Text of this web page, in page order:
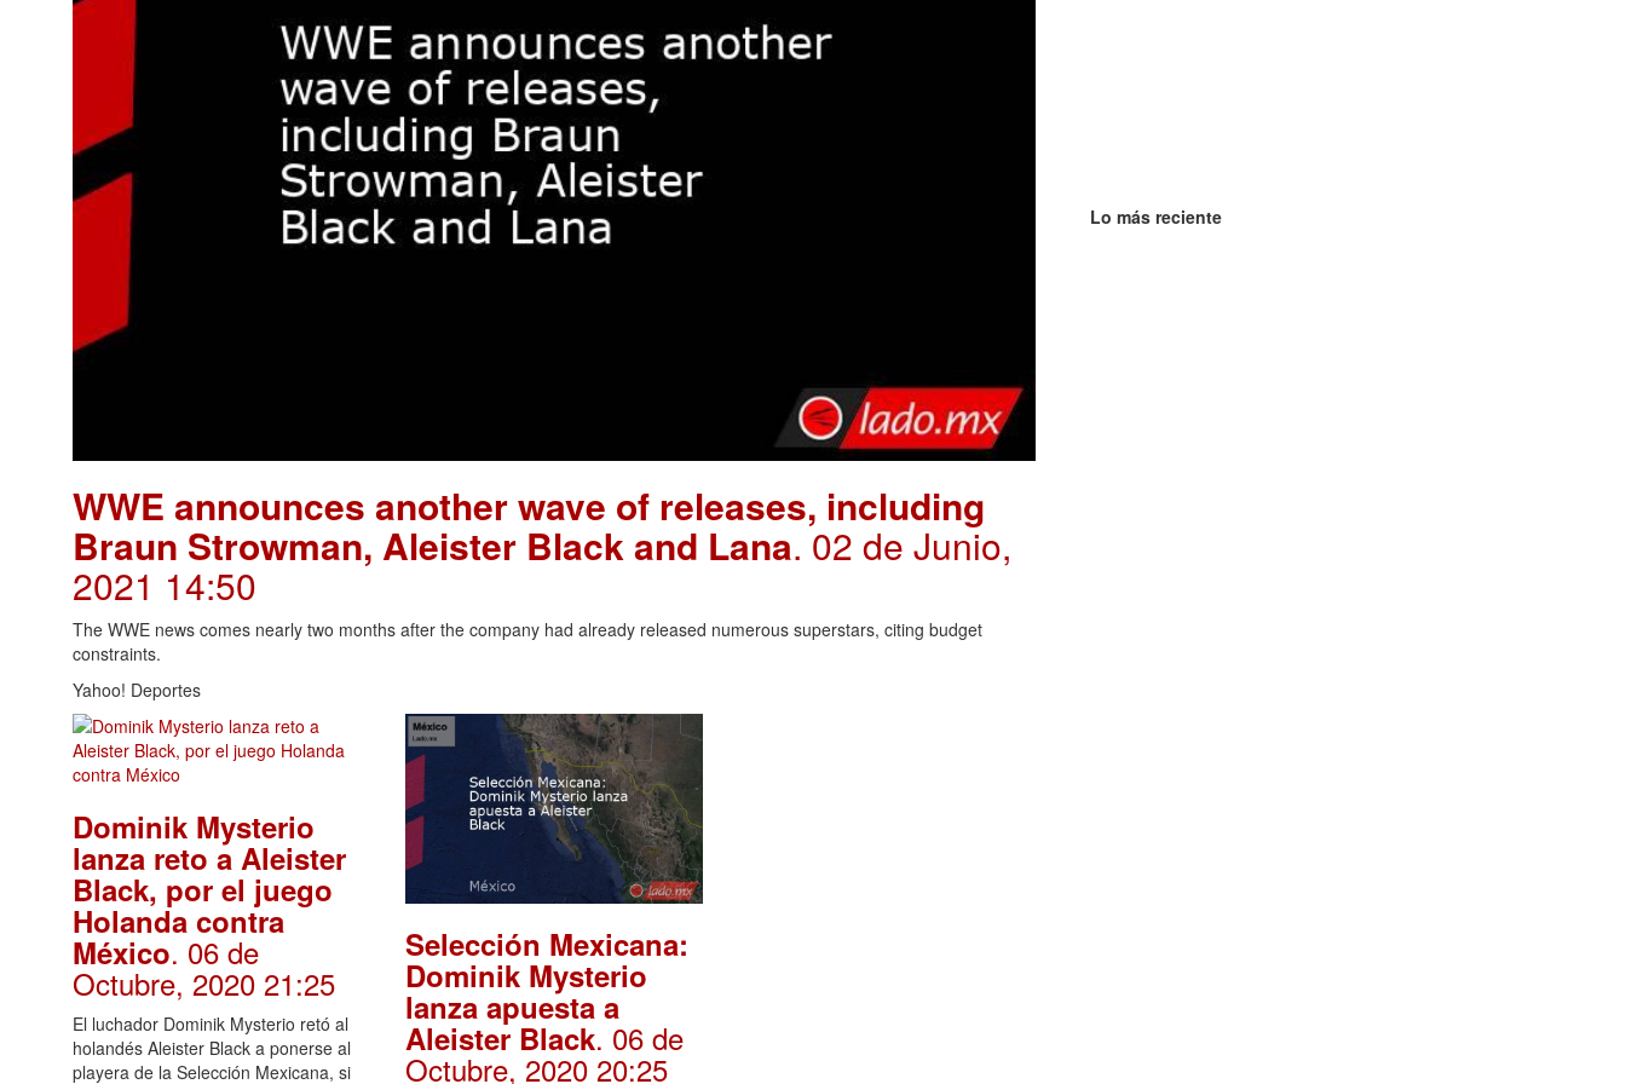
WWE announces another wave of releases, including
Braun Strowman, Aleister Black and Lana. 02 de Junio,
2021 14:50
The WWE news comes nearly two months after the company had already released numerous superstars, citing budget
constraints.
Yahoo! Deportes
Dominik Mysterio
lanza reto a Aleister
Black, por el juego
Holanda contra
México. 06 de
Octubre, 2020 21:25
El luchador Dominik Mysterio retó al
holandés Aleister Black a ponerse al
playera de la Selección Mexicana, si
Selección Mexicana:
Dominik Mysterio
lanza apuesta a
Aleister Black. 06 de
Octubre, 2020 20:25
Lo más reciente